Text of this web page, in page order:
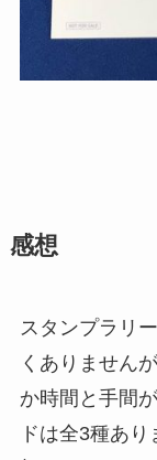
感想
スタンプラリ
くありません
か時間と手間
ドは全3種あ